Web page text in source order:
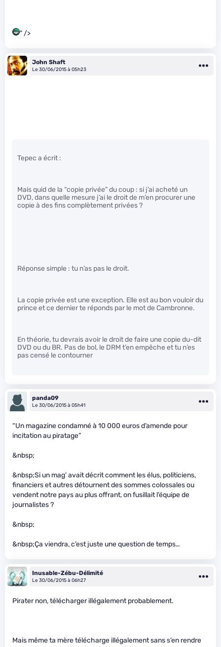
" />
John Shaft
Le 30/06/2015 à 05h23
Tepec a écrit :
Mais quid de la “copie privée” du coup : si j’ai acheté un
DVD, dans quelle mesure j’ai le droit de m’en procurer une
copie à des fins complètement privées ?
Réponse simple : tu n’as pas le droit.
La copie privée est une exception. Elle est au bon vouloir du
prince et ce dernier te réponds par le mot de Cambronne.
En théorie, tu devrais avoir le droit de faire une copie du-dit
DVD ou du BR. Pas de bol, le DRM t’en empêche et tu n’es
pas censé le contourner
panda09
Le 30/06/2015 à 05h41
“Un magazine condamné à 10 000 euros d’amende pour
incitation au piratage”
&nbsp;
&nbsp;Si un mag’ avait décrit comment les élus, politiciens,
financiers et autres détournent des sommes colossales ou
vendent notre pays au plus offrant, on fusillait l’équipe de
journalistes ?
&nbsp;
&nbsp;Ça viendra, c’est juste une question de temps…
Inusable-Zébu-Délimité
Le 30/06/2015 à 06h27
Pirater non, télécharger illégalement probablement.
Mais même ta mère télécharge illégalement sans s’en rendre